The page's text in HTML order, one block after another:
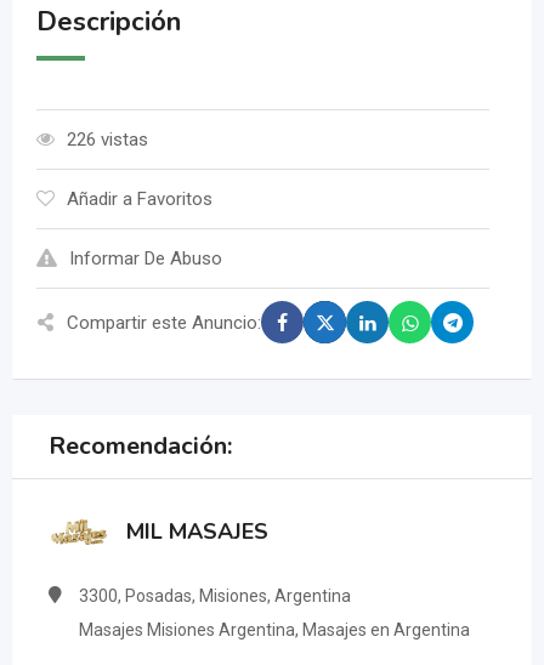
Descripción
226 vistas
Añadir a Favoritos
Informar De Abuso
Compartir este Anuncio:
Recomendación:
MIL MASAJES
3300, Posadas, Misiones, Argentina
Masajes Misiones Argentina, Masajes en Argentina